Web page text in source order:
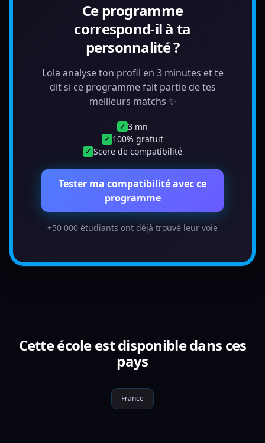
Ce programme
correspond-il à ta
personnalité ?
Lola analyse ton profil en 3 minutes et te
dit si ce programme fait partie de tes
meilleurs matchs ✨
✓ 3 mn
✓ 100% gratuit
✓ Score de compatibilité
Tester ma compatibilité avec ce
programme
+50 000 étudiants ont déjà trouvé leur voie
Cette école est disponible dans ces
pays
France